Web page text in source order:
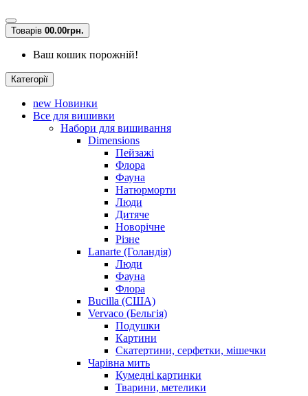
Товарів 00.00грн.
Ваш кошик порожній!
Категорії
new Новинки
Все для вишивки
Набори для вишивання
Dimensions
Пейзажі
Флора
Фауна
Натюрморти
Люди
Дитяче
Новорічне
Різне
Lanarte (Голандія)
Люди
Фауна
Флора
Bucilla (США)
Vervaco (Бельгія)
Подушки
Картини
Скатертини, серфетки, мішечки
Чарiвна мить
Кумедні картинки
Тварини, метелики